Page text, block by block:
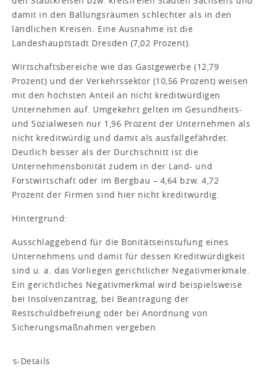
damit in den Ballungsräumen schlechter als in den
ländlichen Kreisen. Eine Ausnahme ist die
Landeshauptstadt Dresden (7,02 Prozent).
Wirtschaftsbereiche wie das Gastgewerbe (12,79
Prozent) und der Verkehrssektor (10,56 Prozent) weisen
mit den höchsten Anteil an nicht kreditwürdigen
Unternehmen auf. Umgekehrt gelten im Gesundheits-
und Sozialwesen nur 1,96 Prozent der Unternehmen als
nicht kreditwürdig und damit als ausfallgefährdet.
Deutlich besser als der Durchschnitt ist die
Unternehmensbonität zudem in der Land- und
Forstwirtschaft oder im Bergbau – 4,64 bzw. 4,72
Prozent der Firmen sind hier nicht kreditwürdig.
Hintergrund:
Ausschlaggebend für die Bonitätseinstufung eines
Unternehmens und damit für dessen Kreditwürdigkeit
sind u. a. das Vorliegen gerichtlicher Negativmerkmale.
Ein gerichtliches Negativmerkmal wird beispielsweise
bei Insolvenzantrag, bei Beantragung der
Restschuldbefreiung oder bei Anordnung von
Sicherungsmaßnahmen vergeben.